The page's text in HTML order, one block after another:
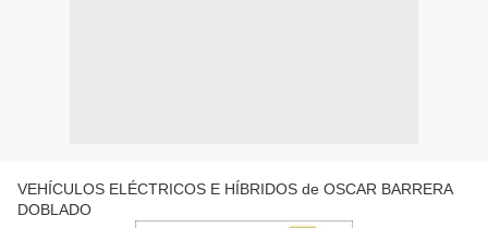
VEHÍCULOS ELÉCTRICOS E HÍBRIDOS de OSCAR BARRERA
DOBLADO